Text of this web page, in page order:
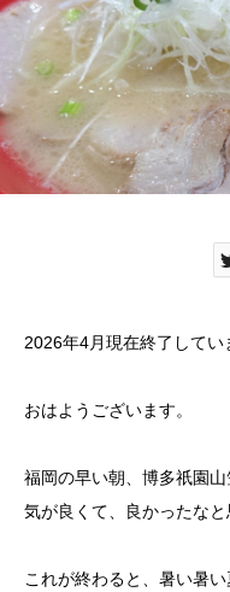
2026年4月現在終了してい
おはようございます。
福岡の早い朝、博多祇園
気が良くて、良かったなと
これが終わると、暑い暑